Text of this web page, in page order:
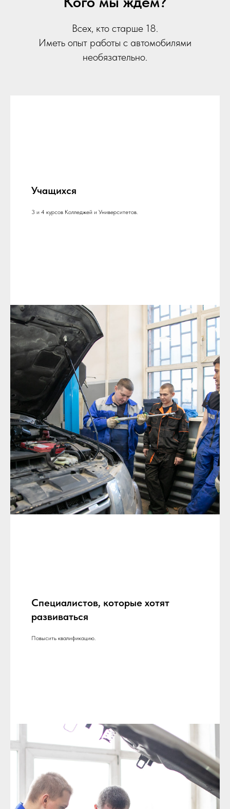
Всех, кто старше 18.
Иметь опыт работы с автомобилями
необязательно.
Учащихся
3 и 4 курсов Колледжей и Университетов.
Специалистов, которые хотят
развиваться
Повысить квалификацию.